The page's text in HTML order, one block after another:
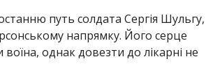
путь солдата Сергія Шульгу,
напрямку. Його серце
однак довезти до лікарні не